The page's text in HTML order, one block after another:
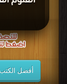
أفضل الكتب